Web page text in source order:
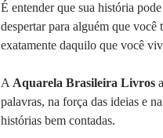
É entender que sua história
despertar para alguém que você
exatamente daquilo que você
A Aquarela Brasileira Livros
palavras, na força das ideias e
histórias bem contadas.